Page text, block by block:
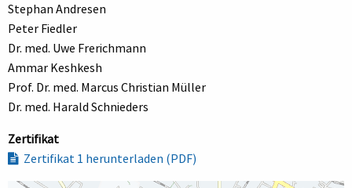
Stephan Andresen
Peter Fiedler
Dr. med. Uwe Frerichmann
Ammar Keshkesh
Prof. Dr. med. Marcus Christian Müller
Dr. med. Harald Schnieders
Zertifikat
Zertifikat 1 herunterladen (PDF)